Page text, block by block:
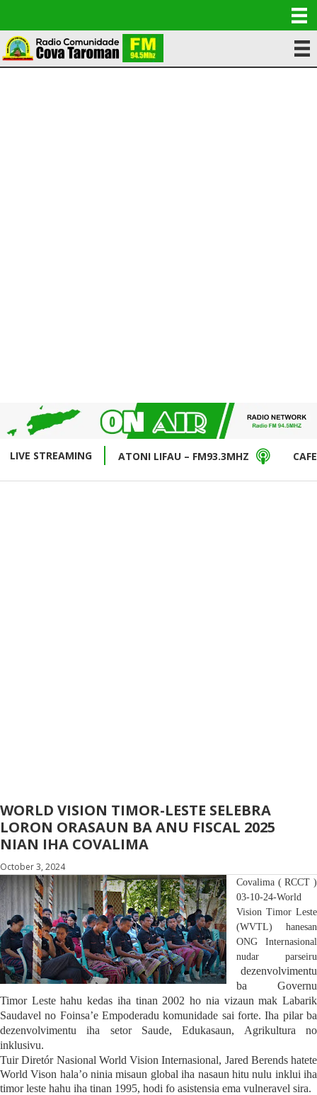
LIVE STREAMING ATONI LIFAU – FM93.3MHZ
WORLD VISION TIMOR-LESTE SELEBRA
LORON ORASAUN BA ANU FISCAL 2025
NIAN IHA COVALIMA
October 3, 2024
Covalima ( RCCT )
03-10-24-World
Vision Timor Leste
(WVTL) hanesan
ONG Internasional
nudar parseiru
dezenvolvimentu
ba Governu
Timor Leste hahu kedas iha tinan 2002 ho nia vizaun mak Labarik
Saudavel no Foinsa’e Empoderadu komunidade sai forte. Iha pilar ba
dezenvolvimentu iha setor Saude, Edukasaun, Agrikultura no
inklusivu.
Tuir Diretór Nasional World Vision Internasional, Jared Berends hatete
World Vison hala’o ninia misaun global iha nasaun hitu nulu inklui iha
timor leste hahu iha tinan 1995, hodi fo asistensia ema vulneravel sira.